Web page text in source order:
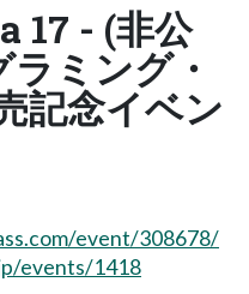
- (非公
ミング・
記念イベン
event/308678/
events/1418